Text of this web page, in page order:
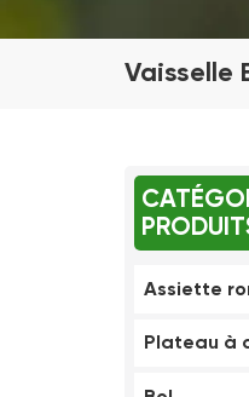
Vaisselle
Assiette
Plateau à